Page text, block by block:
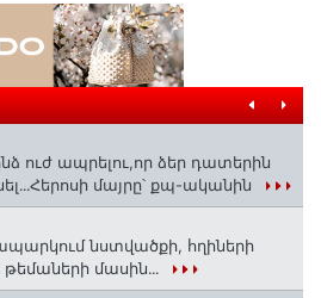
ուժ ապրելու,որ ձեր դատերին
մայրը՝ քպ-ականին
նստվածքի, հղիների
մասին․․․